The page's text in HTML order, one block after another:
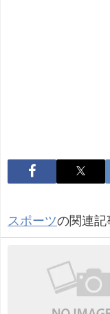
スポーツの関連記